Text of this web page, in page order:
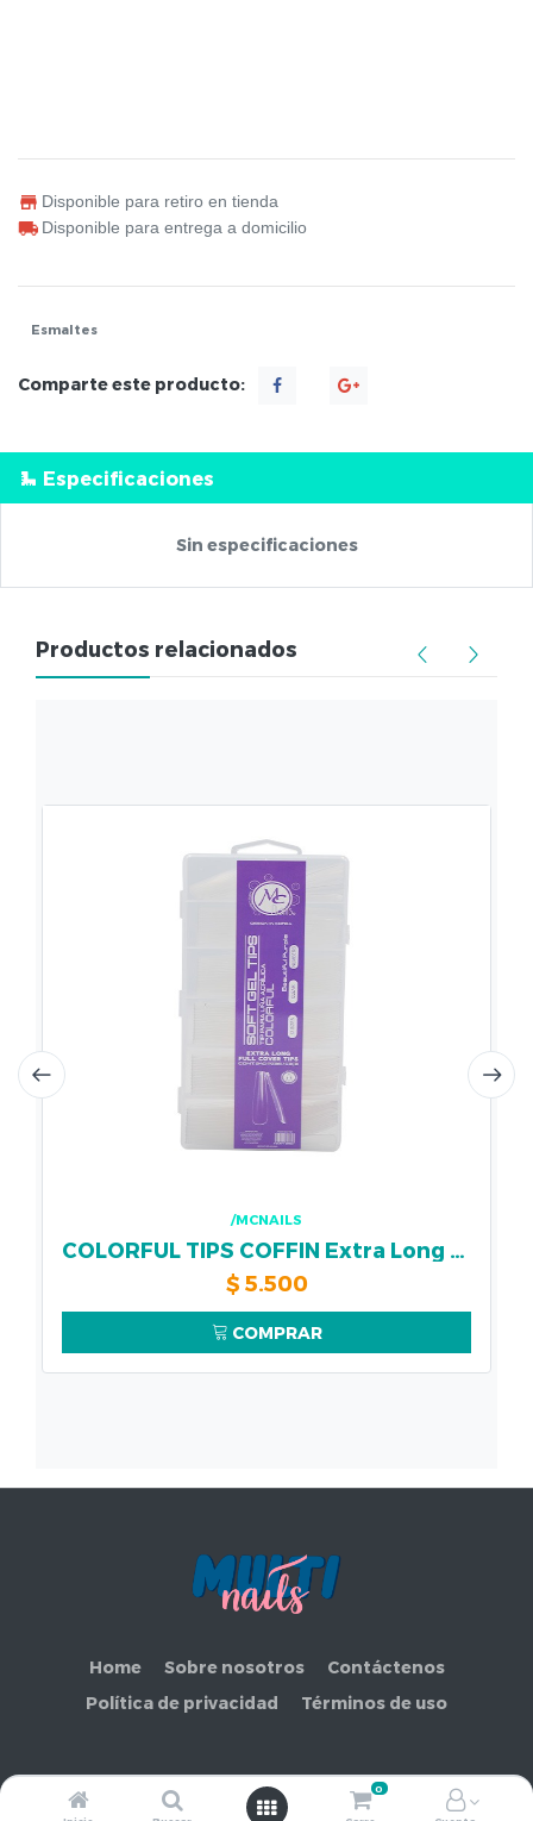
0
Disponible para retiro en tienda
Disponible para entrega a domicilio
Esmaltes
Comparte este producto:
Especificaciones
Sin especificaciones
Productos relacionados
/MCNAILS
COLORFUL TIPS COFFIN Extra Long Luna Completa Beautiful Purple 240pz
$ 5.500
COMPRAR
Home Sobre nosotros
Contáctenos
Política de privacidad
Términos de uso
Copyright ©COMERCIAL MAKEMORE LIMITADA